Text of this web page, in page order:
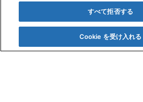
すべて拒否する
Cookie を受け入れる